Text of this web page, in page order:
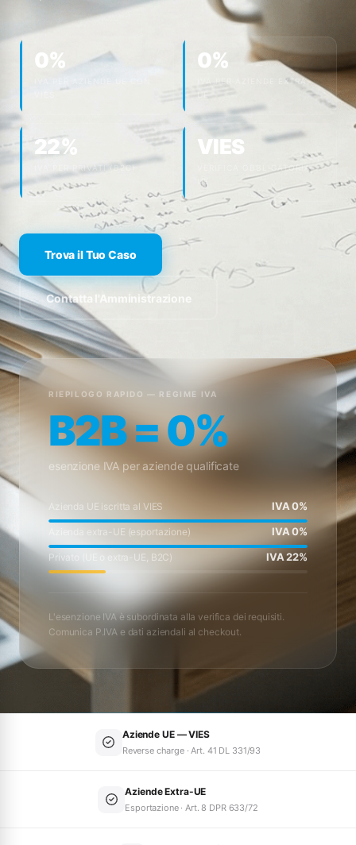
0% 0%
IVA PER AZIENDE EXTRA-
22%
IVA PER PRIVATI (B2C)
VIES
VERIFICA OBBLIGATORIA
UE
Trova il Tuo Caso
Contatta l'Amministrazione
RIEPILOGO RAPIDO — REGIME IVA
B2B = 0%
esenzione IVA per aziende qualificate
Azienda UE iscritta al VIES IVA 0%
Azienda extra-UE (esportazione) IVA 0%
Privato (UE o extra-UE, B2C) IVA 22%
L'esenzione IVA è subordinata alla verifica dei requisiti.
Comunica P.IVA e dati aziendali al checkout.
Aziende UE — VIES
Reverse charge · Art. 41 DL 331/93
Aziende Extra-UE
Esportazione · Art. 8 DPR 633/72